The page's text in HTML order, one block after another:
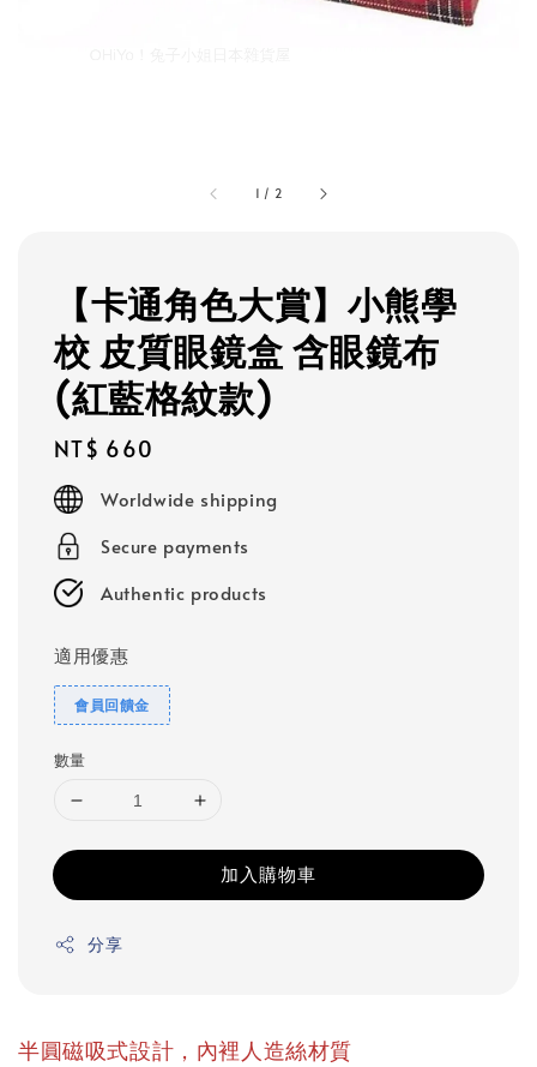
1 / 2
【卡通角色大賞】小熊學
校 皮質眼鏡盒 含眼鏡布
(紅藍格紋款)
Regular
price
NT$ 660
Worldwide shipping
Secure payments
Authentic products
適用優惠
會員回饋金
數量
加入購物車
分享
半圓磁吸式設計，內裡人造絲材質